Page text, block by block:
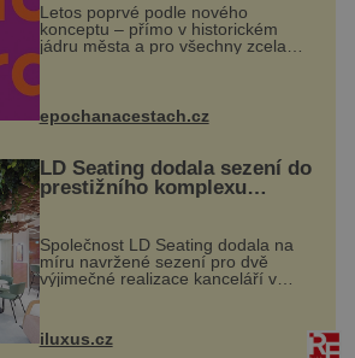
Letos poprvé podle nového
konceptu – přímo v historickém
jádru města a pro všechny zcela
zdarma. Hlavní program se
náměstí. Návštěvníci se mohou těšit
na víno, burčák, pes...
epochanacestach.cz
LD Seating dodala sezení do
prestižního komplexu
MediaCityUK v Salfordu
Společnost LD Seating dodala na
míru navržené sezení pro dvě
výjimečné realizace kanceláří v
areálu MediaCityUK v anglickém
Tower a Orange Tower. Komplex
budov Media...
iluxus.cz